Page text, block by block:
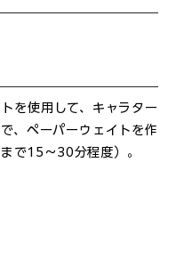
を使用して、キャラター
、ペーパーウェイトを作
で15～30分程度）。